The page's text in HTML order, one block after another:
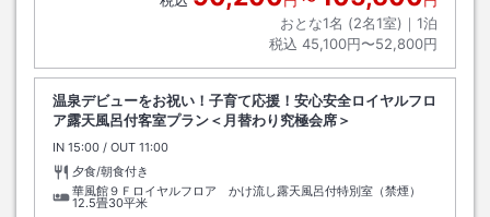
おとな1名 (2名1室)｜ 1泊
税込 45,100円〜52,800円
温泉デビューをお祝い！子育て応援！安心安全ロイヤルフロ
ア露天風呂付客室プラン＜月替わり究極会席＞
IN チェックイン
15:00 / OUT チェックアウト
11:00
夕食/朝食付き
華風館９Ｆロイヤルフロア かけ流し露天風呂付特別室（禁煙）
12.5畳30平米